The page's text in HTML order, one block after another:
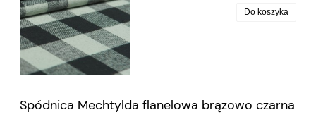
Do koszyka
Spódnica Mechtylda flanelowa brązowo czarna